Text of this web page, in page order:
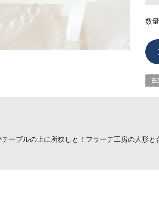
数量
ーブルの上に所狭しと！フラーデ工房の人形と